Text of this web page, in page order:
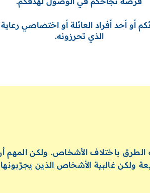
أو أحد أفراد العائلة أو اختصاصي
الذي تحرزونه.
الطرق باختلاف الأشخاص. ولكن المهم
ولكن غالبية الأشخاص الذين